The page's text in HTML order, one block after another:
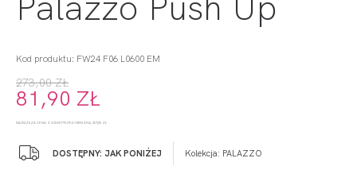
Kod produktu: FW24 F06 L0600 EM
273,00 ZŁ
81,90 ZŁ
NAJNIŻSZA CENA Z 30 DNI PRZED OBNIŻKĄ: 259,35 ZŁ
DOSTĘPNY: JAK PONIŻEJ Kolekcja: PALAZZO